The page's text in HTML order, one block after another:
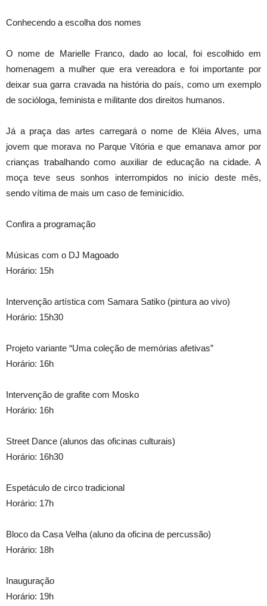
Conhecendo a escolha dos nomes
O nome de Marielle Franco, dado ao local, foi escolhido em
homenagem a mulher que era vereadora e foi importante por
deixar sua garra cravada na história do país, como um exemplo
de socióloga, feminista e militante dos direitos humanos.
Já a praça das artes carregará o nome de Kléia Alves, uma
jovem que morava no Parque Vitória e que emanava amor por
crianças trabalhando como auxiliar de educação na cidade. A
moça teve seus sonhos interrompidos no início deste mês,
sendo vítima de mais um caso de feminicídio.
Confira a programação
Músicas com o DJ Magoado
Horário: 15h
Intervenção artística com Samara Satiko (pintura ao vivo)
Horário: 15h30
Projeto variante “Uma coleção de memórias afetivas”
Horário: 16h
Intervenção de grafite com Mosko
Horário: 16h
Street Dance (alunos das oficinas culturais)
Horário: 16h30
Espetáculo de circo tradicional
Horário: 17h
Bloco da Casa Velha (aluno da oficina de percussão)
Horário: 18h
Inauguração
Horário: 19h